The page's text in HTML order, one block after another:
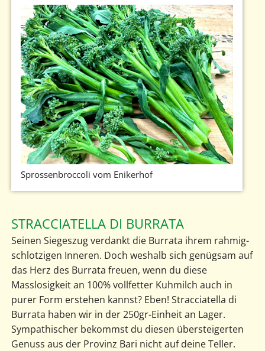
Sprossenbroccoli vom Enikerhof
STRACCIATELLA DI BURRATA
Seinen Siegeszug verdankt die Burrata ihrem rahmig-
schlotzigen Inneren. Doch weshalb sich genügsam auf
das Herz des Burrata freuen, wenn du diese
Masslosigkeit an 100% vollfetter Kuhmilch auch in
purer Form erstehen kannst? Eben! Stracciatella di
Burrata haben wir in der 250gr-Einheit an Lager.
Sympathischer bekommst du diesen übersteigerten
Genuss aus der Provinz Bari nicht auf deine Teller.